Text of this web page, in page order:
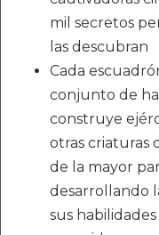
mil secretos
las descubran
Cada
conjunto de
construye
otras criaturas
de la mayor
desarrollando
sus